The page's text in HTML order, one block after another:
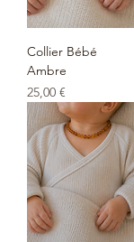
Collier Bébé
Ambre
Prix
25,00 €